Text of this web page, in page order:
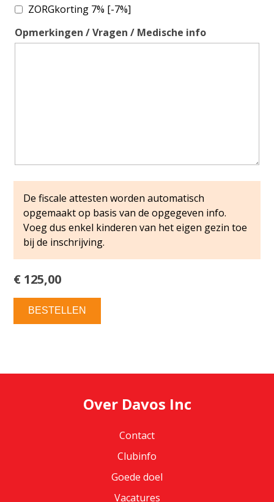
ZORGkorting 7% [-7%]
Opmerkingen / Vragen / Medische info
De fiscale attesten worden automatisch
opgemaakt op basis van de opgegeven info.
Voeg dus enkel kinderen van het eigen gezin toe
bij de inschrijving.
€ 125,00
BESTELLEN
Over Davos Inc
Contact
Clubinfo
Goede doel
Vacatures